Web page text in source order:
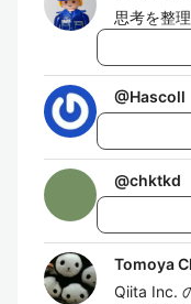
思考を整
@Hascoll
@chktkd
Tomoya
Qiita Inc.